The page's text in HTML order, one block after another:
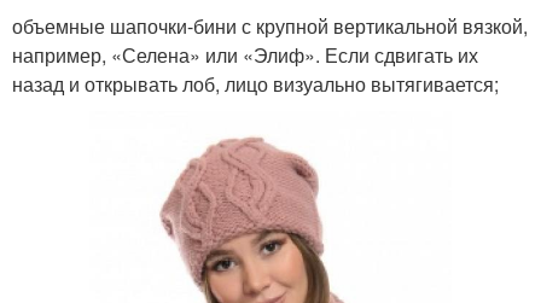
объемные шапочки-бини с крупной вертикальной вязкой,
например, «Селена» или «Элиф». Если сдвигать их
назад и открывать лоб, лицо визуально вытягивается;